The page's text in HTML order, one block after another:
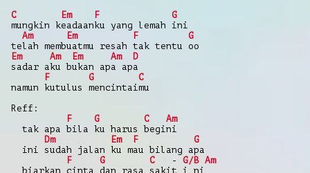
C
Em F
G
mungkin keadaanku yang lemah ini
Am
Em F
G
telah membuatmu resah tak tentu oo
Em
Am Em Am
D
sadar aku bukan apa apa
F
G
C
namun kutulus mencintaimu
Reff:
F
G C
Am
tak apa bila ku harus begini
Dm
Em F
G
ini sudah jalan ku mau bilang apa
F
G C - G/B Am
biarkan cinta dan rasa sakit i ni